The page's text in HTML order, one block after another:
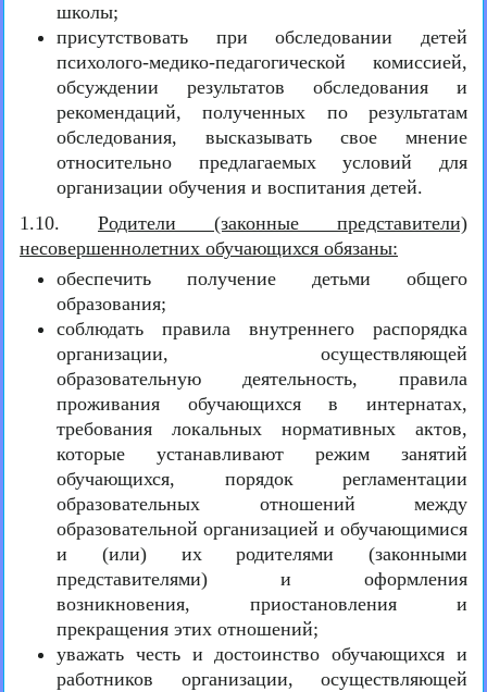
школы;
присутствовать при обследовании детей
психолого-медико-педагогической комиссией,
обсуждении результатов обследования и
рекомендаций, полученных по результатам
обследования, высказывать свое мнение
относительно предлагаемых условий для
организации обучения и воспитания детей.
1.10. Родители (законные представители)
несовершеннолетних обучающихся обязаны:
обеспечить получение детьми общего
образования;
соблюдать правила внутреннего распорядка
организации, осуществляющей
образовательную деятельность, правила
проживания обучающихся в интернатах,
требования локальных нормативных актов,
которые устанавливают режим занятий
обучающихся, порядок регламентации
образовательных отношений между
образовательной организацией и обучающимися
и (или) их родителями (законными
представителями) и оформления
возникновения, приостановления и
прекращения этих отношений;
уважать честь и достоинство обучающихся и
работников организации, осуществляющей